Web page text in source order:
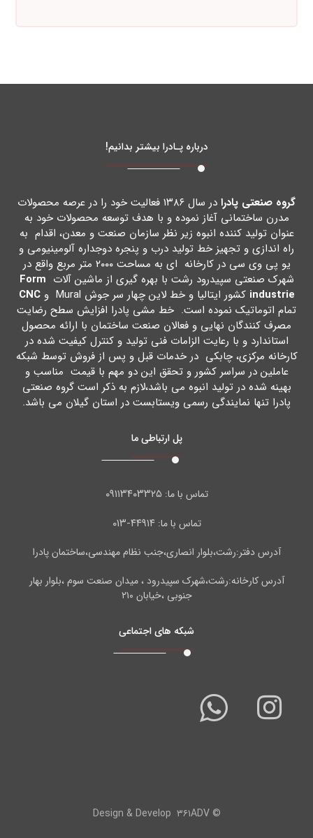
درباره پـادرا بیشتر بدانیم!
گروه صنعتی پادرا
در سال ۱۳۸۶ فعالیت خود را در عرصه محصولات
مدرن ساختمانی آغاز نموده و با هدف توسعه محصولات خود به
عنوان تولید کننده انبوه زیر نظر سازمان صنعت و معدن، اقدام به
راه اندازي و تجهیز خط تولید درب و پنجره دوجداره آلومینیومی و
یو پی وي سی در کارخانه اي به مساحت ۲۰۰۰ متر مربع واقع در
شهرك صنعتی سپیدرود رشت با بهره گیري از ماشین آلات Form
industrie کشور ایتالیا و خط لاین چهار سر جوش Mural و
CNC
تمام اتوماتیک نموده است. خط مشی پادرا افزایش سطح رضایت
مصرف کنندگان نهایی و فعالان صنعت ساختمان با ارائه محصول
استاندارد و با رعایت الزامات فنی تولید و کنترل کیفیت شده در
کارخانه مرکزي، چابکی در خدمات قبل و پس از فروش توسط شبکه
عاملین در سراسر کشور و تحقق این دو مهم با قیمت مناسب و
بهینه شده در تولید انبوه می باشد،لازم به ذکر است گروه صنعتی
پادرا تنها نمایندگی رسمی ویستابست در استان گیلان می باشد.
پل ارتباطی ما
تماس با ما:۰۹۱۱۳۴۰۳۳۲۵
تماس با ما: ۴۴۹۱۴-۰۱۳
آدرس دفتر:رشت،بلوار انصاری،جنب نظام مهندسی،ساختمان پادرا
آدرس کارخانه:رشت،شهرک سپیدرود ، میدان صنعت سوم ،بلوار بهار
جنوبی ،خیابان ۲۱۰
شبکه های اجتماعی
© Design & Develop۳۶۱ADV